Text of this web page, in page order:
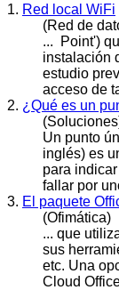
1. Red local WiFi
(Red de
...
Point')
instalación
estudio
acceso de
2. ¿Qué es un
Un punto
inglés) es
para
fallar por
3. El paquete
(Ofimática)
... que
sus
etc. Una
Cloud